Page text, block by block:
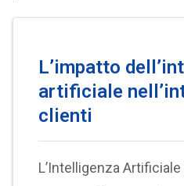
L’impatto
artificiale
clienti
L’Intelligenza